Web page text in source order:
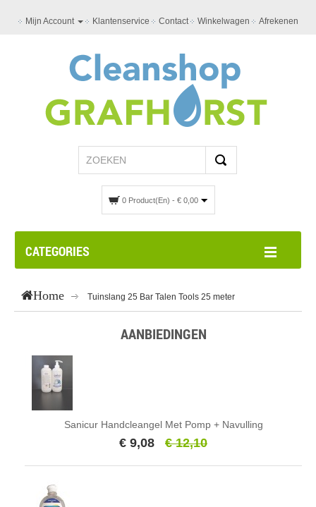
Mijn Account Klantenservice Contact Winkelwagen Afrekenen
0 Product(en) - € 0,00
CATEGORIES
Home Tuinslang 25 Bar Talen Tools 25 meter
AANBIEDINGEN
Sanicur Handcleangel Met Pomp + Navulling
€ 9,08 € 12,10